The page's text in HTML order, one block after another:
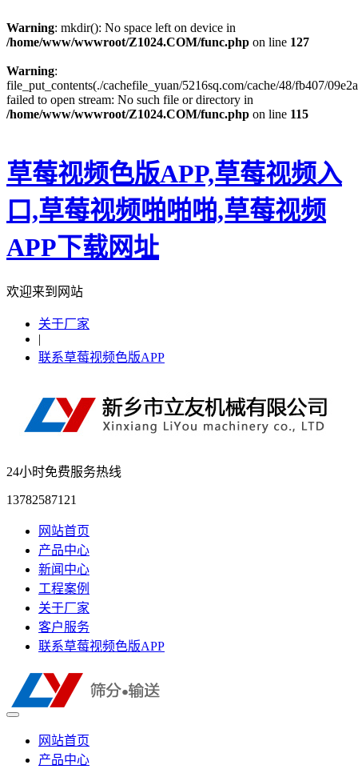
Warning: mkdir(): No space left on device in
/home/www/wwwroot/Z1024.COM/func.php on line 127
Warning:
file_put_contents(./cachefile_yuan/5216sq.com/cache/48/fb407/
failed to open stream: No such file or directory in
/home/www/wwwroot/Z1024.COM/func.php on line 115
草莓视频色版APP,草莓视频入
口,草莓视频啪啪啪,草莓视频
APP下载网址
欢迎来到网站
关于厂家
|
联系草莓视频色版APP
24小时免费服务热线
13782587121
网站首页
产品中心
新闻中心
工程案例
关于厂家
客户服务
联系草莓视频色版APP
网站首页
产品中心